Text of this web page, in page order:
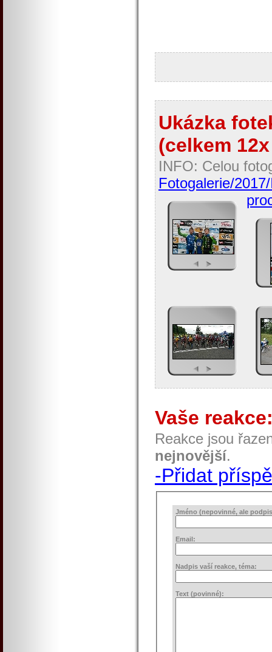
Ukázka
(celkem
INFO: Celou
Fotogalerie/
Vaše
Reakce jsou
nejnovější.
-Přidat
Jméno (nepovinné, ale
Email:
Nadpis vaší reakce, téma:
Text (povinné):